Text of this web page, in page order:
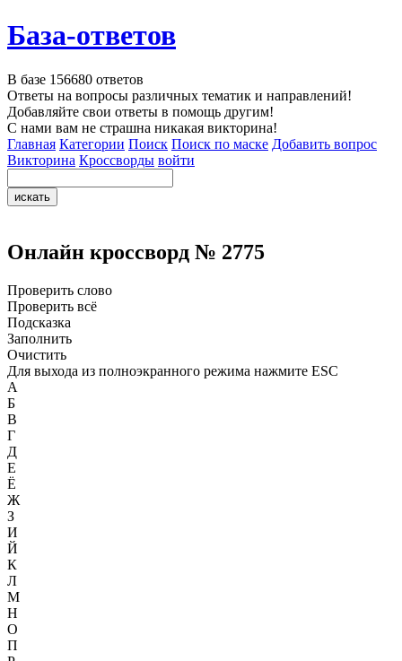
База-ответов
В базе 156680 ответов
Ответы на вопросы различных тематик и направлений!
Добавляйте свои ответы в помощь другим!
С нами вам не страшна никакая викторина!
Главная Категории Поиск Поиск по маске Добавить вопрос
Викторина Кроссворды войти
Онлайн кроссворд № 2775
Проверить слово
Проверить всё
Подсказка
Заполнить
Очистить
Для выхода из полноэкранного режима нажмите ESC
А
Б
В
Г
Д
Е
Ё
Ж
З
И
Й
К
Л
М
Н
О
П